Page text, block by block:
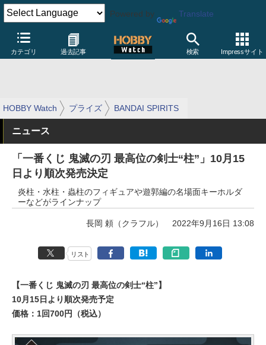
Powered by Translate
カテゴリ 過去記事 検索 Impressサイト
HOBBY Watch プライズ BANDAI SPIRITS
ニュース
「一番くじ 鬼滅の刃 最高位の剣士“柱”」10月15
日より順次発売決定
炎柱・水柱・蟲柱のフィギュアや遊郭編の名場面キーホルダ
ーなどがラインナップ
長岡 頼（クラフル） 2022年9月16日 13:08
リスト
【一番くじ 鬼滅の刃 最高位の剣士“柱”】
10月15日より順次発売予定
価格：1回700円（税込）